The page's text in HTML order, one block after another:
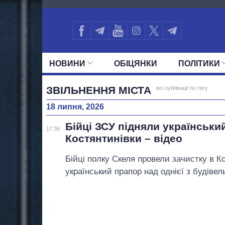
4154
НОВИНИ ОБIЦЯНКИ ПОЛIТИКИ
УСІ ПОЛІТИКИ ПРЕЗИДЕНТ І ОФІС
ЗВІЛЬНЕННЯ МІСТА всі публікації по тегу
18 липня, 2026
17:36
Бійці ЗСУ підняли
Костянтинівки – відео
Бійці полку Скеля провели зачистку в
український прапор над однієї з